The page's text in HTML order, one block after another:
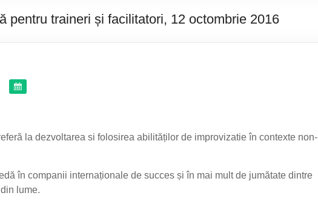
pentru traineri și facilitatori, 12 octombrie 2016
la dezvoltarea si folosirea abilităților de improvizatie în contexte non-
în companii internaționale de succes și în mai mult de jumătate dintre
lume.